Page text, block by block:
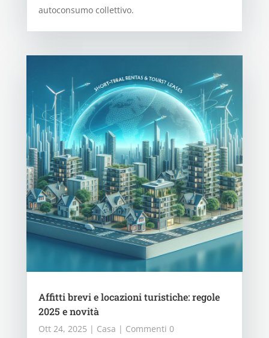
autoconsumo collettivo.
Affitti brevi e locazioni turistiche: regole
2025 e novità
Ott 24, 2025 | Casa | Commenti 0